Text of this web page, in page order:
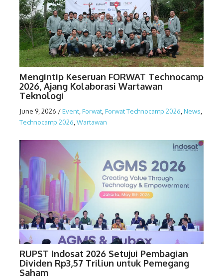
Mengintip Keseruan FORWAT Technocamp
2026, Ajang Kolaborasi Wartawan
Teknologi
June 9, 2026 /Event,Forwat,Forwat Technocamp 2026,News,
Technocamp 2026,Wartawan
RUPST Indosat 2026 Setujui Pembagian
Dividen Rp3,57 Triliun untuk Pemegang
Saham